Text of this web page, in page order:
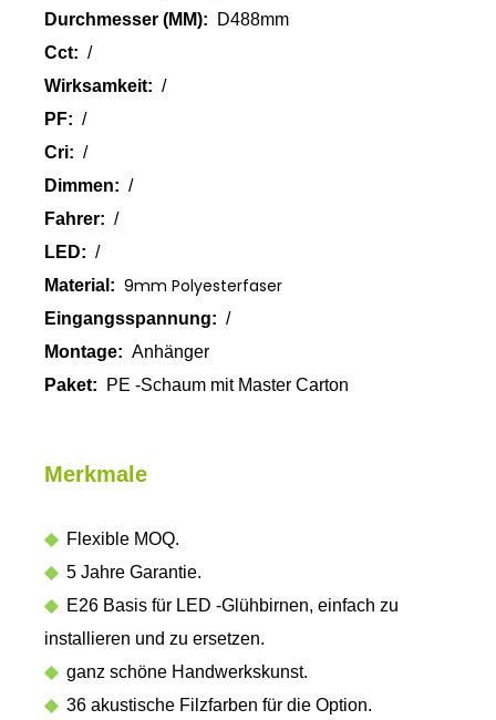
Durchmesser (MM):
D488mm
Cct: /
Wirksamkeit: /
PF: /
Cri: /
Dimmen: /
Fahrer: /
LED: /
Material: 9mm Polyesterfaser
Eingangsspannung: /
Montage: Anhänger
Paket:
PE -Schaum mit Master Carton
Merkmale
◆ Flexible MOQ.
◆ 5 Jahre Garantie.
◆ E26 Basis für LED -Glühbirnen, einfach zu
installieren und zu ersetzen.
◆ ganz schöne Handwerkskunst.
◆ 36 akustische Filzfarben für die Option.